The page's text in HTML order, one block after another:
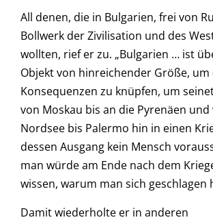
All denen, die in Bulgarien, frei von
Bollwerk der Zivilisation und des
wollten, rief er zu. „Bulgarien … ist
Objekt von hinreichender Größe,
Konsequenzen zu knüpfen, um
von Moskau bis an die Pyrenäen
Nordsee bis Palermo hin in einen
dessen Ausgang kein Mensch
man würde am Ende nach dem
wissen, warum man sich geschlagen
Damit wiederholte er in anderen